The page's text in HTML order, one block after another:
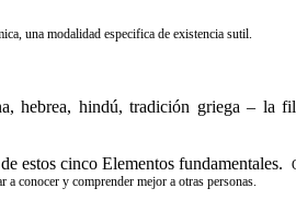
una modalidad especifica de existencia sutil.
hebrea, hindú, tradición griega – la
estos cinco Elementos fundamentales.
conocer y comprender mejor a otras personas.